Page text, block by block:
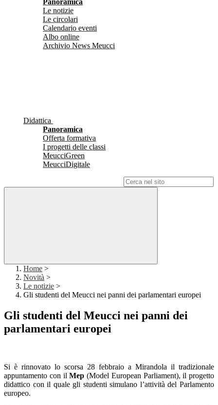
Panoramica
Le notizie
Le circolari
Calendario eventi
Albo online
Archivio News Meucci
Didattica
Panoramica
Offerta formativa
I progetti delle classi
MeucciGreen
MeucciDigitale
Home >
Novità >
Le notizie >
Gli studenti del Meucci nei panni dei parlamentari europei
Gli studenti del Meucci nei panni dei
parlamentari europei
Si è rinnovato lo scorsa 28 febbraio a Mirandola il tradizionale
appuntamento con ilMep (Model European Parliament), il progetto
didattico con il quale gli studenti simulano l’attività del Parlamento
europeo.